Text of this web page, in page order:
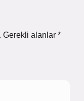
Gerekli alanlar *